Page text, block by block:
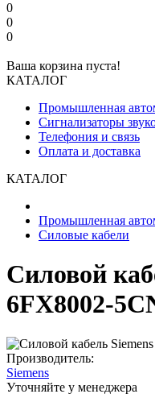
0
0
0
Ваша корзина пуста!
КАТАЛОГ
Промышленная
Сигнализаторы
Телефония и связь
Оплата и доставка
КАТАЛОГ
Промышленная
Силовые кабели
Силовой
6FX8002-
Производитель:
Siemens
Уточняйте у менеджера